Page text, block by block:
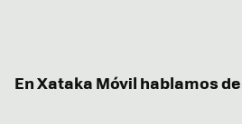
En Xataka Móvil hablamos